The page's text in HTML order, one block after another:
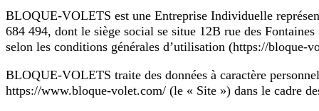
BLOQUE-VOLETS est une Entreprise Individuelle
684 494, dont le siège social se situe 12B rue des
selon les conditions générales d’utilisation (https://bloque-
BLOQUE-VOLETS traite des données à caractère
https://www.bloque-volet.com/ (le « Site ») dans le cadre